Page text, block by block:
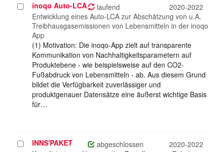
Projekt
auswählen
inoqo Auto-LCA laufend
2020-2022
Entwicklung eines Auto-LCA zur Abschätzung von u.A.
Treibhausgasemissionen von Lebensmitteln in der inoqo
App
(1) Motivation: Die inoqo-App zielt auf transparente
Kommunikation von Nachhaltigkeitsparametern auf
Produktebene - wie beispielsweise auf den CO2-
Fußabdruck von Lebensmitteln - ab. Aus diesem Grund
bildet die Verfügbarkeit zuverlässiger und
produktgenauer Datensätze eine äußerst wichtige Basis
für…
ProjektINNS'PAKET abgeschlossen
2020-2022